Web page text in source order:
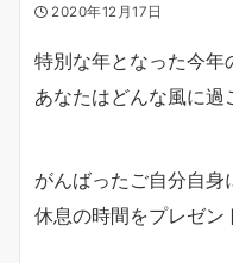
2020年12月17日
特別な年となった今年
あなたはどんな風に過
がんばったご自分自身
休息の時間をプレゼン